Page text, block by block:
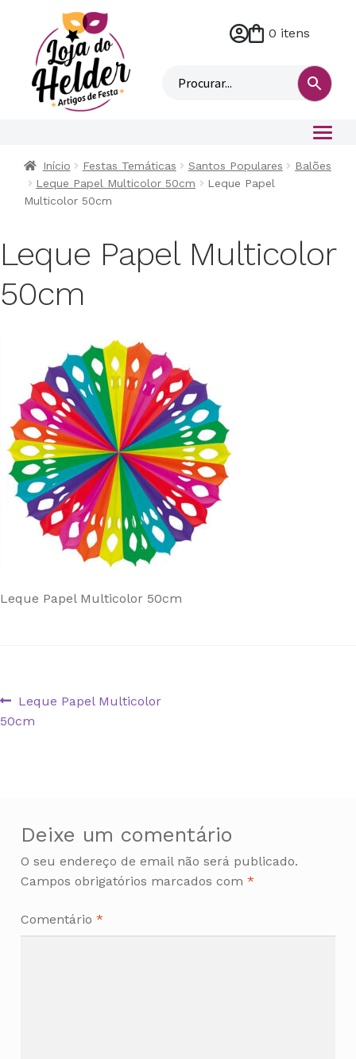
M
n
0 itens
Início Festas Temáticas Santos Populares
Balões
Leque Papel Multicolor 50cm
Leque Papel
Multicolor 50cm
Leque Papel Multicolor
50cm
Leque Papel Multicolor 50cm
Navegação
Artigo
anterior:
Leque Papel Multicolor
50cm
Deixe um comentário
O seu endereço de email não será publicado.
Campos obrigatórios marcados com *
Comentário *